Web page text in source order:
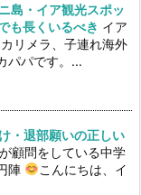
島・イア観光スポッ
も長くいるべき イア
リメラ、子連れ海外
パパです。...
・退部願いの正しい
顧問をしている中学
陣
こんにちは、イ